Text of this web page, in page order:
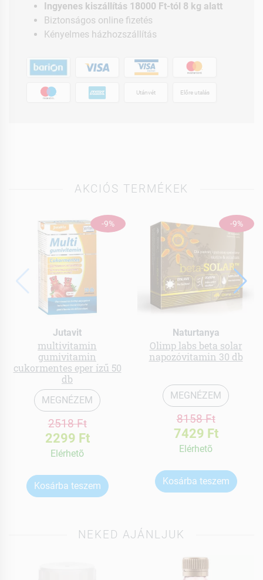
Ingyenes kiszállítás 18000 Ft-tól 8 kg alatt
Biztonságos online fizetés
Kényelmes házhozszállítás
Utánvét Előre utalás
AKCIÓS TERMÉKEK
-9%
Jutavit
multivitamin
gumivitamin
cukormentes eper ízű 50
db
MEGNÉZEM
2518 Ft
2299 Ft
Elérhetõ
Kosárba teszem
-9%
Naturtanya
Olimp labs beta solar
napozóvitamin 30 db
MEGNÉZEM
8158 Ft
7429 Ft
Elérhetõ
Kosárba teszem
NEKED AJÁNLJUK